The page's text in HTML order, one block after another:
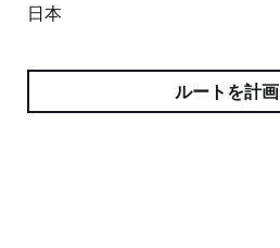
日本
ルートを計画